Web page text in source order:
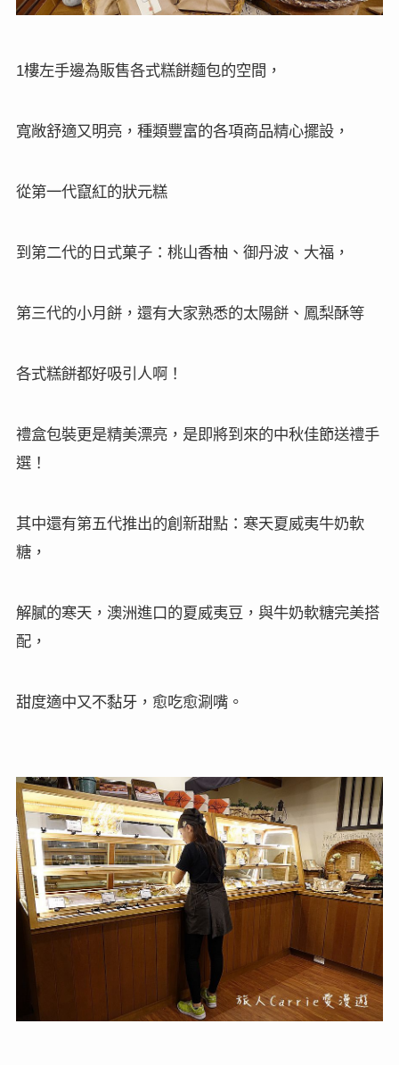
1樓左手邊為販售各式糕餅麵包的空間，
寬敞舒適又明亮，種類豐富的各項商品精心擺設，
從第一代竄紅的狀元糕
到第二代的日式菓子：桃山香柚、御丹波、大福，
第三代的小月餅，還有大家熟悉的太陽餅、鳳梨酥等
各式糕餅都好吸引人啊！
禮盒包裝更是精美漂亮，是即將到來的中秋佳節送禮手
選！
其中還有第五代推出的創新甜點：寒天夏威夷牛奶軟
糖，
解膩的寒天，澳洲進口的夏威夷豆，與牛奶軟糖完美搭
配，
甜度適中又不黏牙，愈吃愈涮嘴。